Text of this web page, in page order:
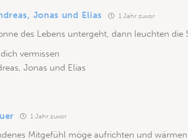
Jonas und Elias 1 Jahr zuvor
des Lebens untergeht, dann leuchten die
vermissen
Jonas und Elias
1 Jahr zuvor
Mitgefühl möge aufrichten und